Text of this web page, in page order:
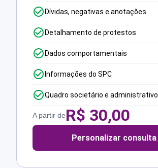
Dívidas, negativas e anotações
Detalhamento de protestos
Dados comportamentais
Informações do SPC
Quadro societário e administrativo
A partir deR$ 30,00
Personalizar consulta